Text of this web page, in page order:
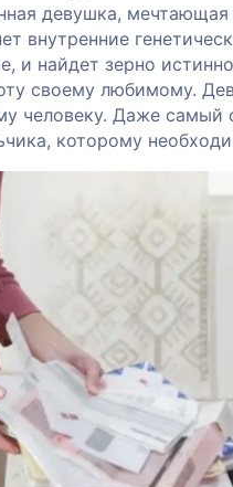
девушка, мечтающая
внутренние
и найдет зерно
своему любимому.
человеку. Даже
которому